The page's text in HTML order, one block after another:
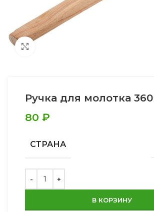
Ручка для молотка
80 ₽
СТРАНА
В КОРЗИНУ